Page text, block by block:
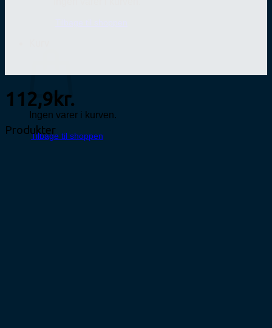
Ingen varer i kurven.
Tilbage til shoppen
112,9kr.
Produkter